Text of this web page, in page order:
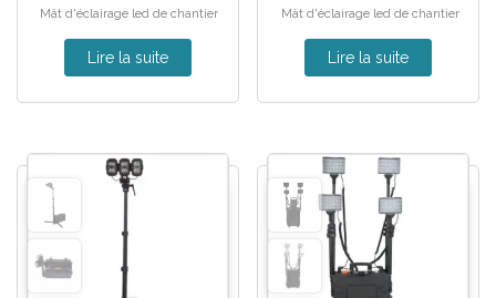
Mât d'éclairage led de chantier
Lire la suite
Mât d'éclairage led de chantier
Lire la suite